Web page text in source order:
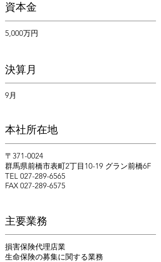
​資本金
5,000万円
決算月
​9月
本社所在地
〒371-0024
群馬県前橋市表町2丁目10-19 グラン前橋6F
TEL 027-289-6565
FAX 027-289-6575
​主要業務
損害保険代理店業
生命保険の募集に関する業務